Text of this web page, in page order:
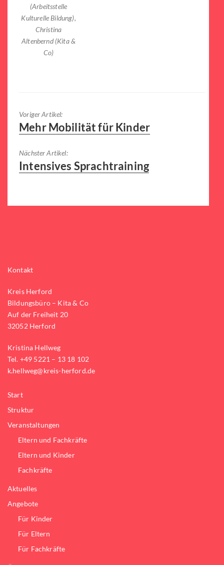
(Arbeitsstelle
Kulturelle Bildung),
Christina
Altenbernd (Kita &
Co)
Voriger Artikel:
Voriger
Mehr Mobilität für Kinder
Nächster Artikel:
Nächster
Intensives Sprachtraining
Kontakt
Kreis Herford
Bildungsbüro – Kita & Co
Auf der Freiheit 20
32052 Herford
Kristina Hellweg
Tel. +49 5221 – 13 18 102
k.hellweg@kreis-herford.de
Start
Struktur
Veranstaltungen
Eltern und Fachkräfte
Eltern und Kinder
Fachkräfte
Aktuelles
Angebote
Für Kinder
Für Eltern
Für Fachkräfte